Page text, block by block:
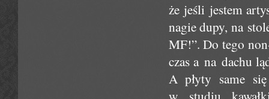
że jeśli jestem
nagie dupy, na
MF!”. Do tego
czas a na dachu
A płyty same